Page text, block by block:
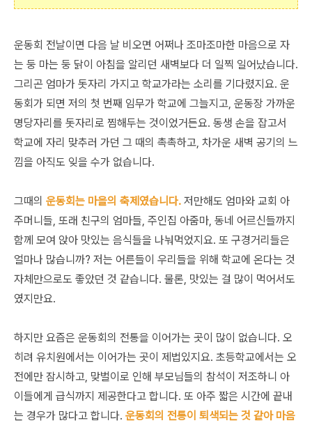
운동회 전날이면 다음 날 비오면 어쩌나 조마조마한 마음으로 자
는 둥 마는 둥 닭이 아침을 알리던 새벽보다 더 일찍 일어났습니다.
그리곤 엄마가 돗자리 가지고 학교가라는 소리를 기다렸지요. 운
동회가 되면 저의 첫 번째 임무가 학교에 그늘지고, 운동장 가까운
명당자리를 돗자리로 찜해두는 것이었거든요. 동생 손을 잡고서
학교에 자리 맞추러 가던 그 때의 촉촉하고, 차가운 새벽 공기의 느
낌을 아직도 잊을 수가 없습니다.
그때의 운동회는 마을의 축제였습니다. 저만해도 엄마와 교회 아
주머니들, 또래 친구의 엄마들, 주인집 아줌마, 동네 어르신들까지
함께 모여 앉아 맛있는 음식들을 나눠먹었지요. 또 구경거리들은
얼마나 많습니까? 저는 어른들이 우리들을 위해 학교에 온다는 것
자체만으로도 좋았던 것 같습니다. 물론, 맛있는 걸 많이 먹어서도
였지만요.
하지만 요즘은 운동회의 전통을 이어가는 곳이 많이 없습니다. 오
히려 유치원에서는 이어가는 곳이 제법있지요. 초등학교에서는 오
전에만 잠시하고, 맞벌이로 인해 부모님들의 참석이 저조하니 아
이들에게 급식까지 제공한다고 합니다. 또 아주 짧은 시간에 끝내
는 경우가 많다고 합니다. 운동회의 전통이 퇴색되는 것 같아 마음